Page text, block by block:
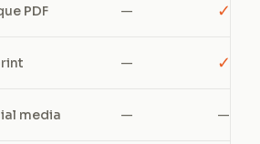
PDF — ✓
— ✓
media — —